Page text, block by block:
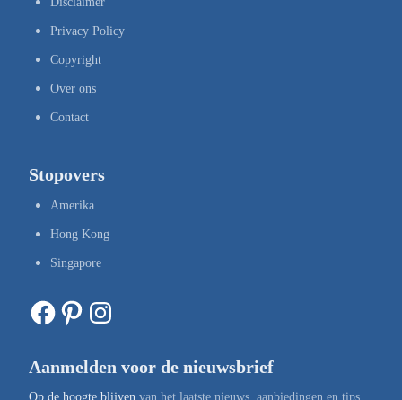
Privacy Policy
Copyright
Over ons
Contact
Stopovers
Amerika
Hong Kong
Singapore
Facebook Pinterest Instagram
Aanmelden voor de nieuwsbrief
Op de hoogte blijven van het laatste nieuws, aanbiedingen en tips